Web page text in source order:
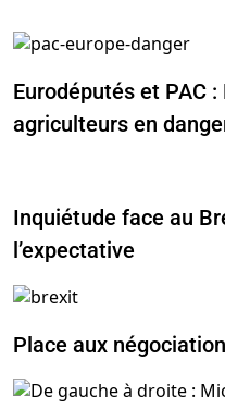
Eurodéputés et PAC
agriculteurs en
Inquiétude face au
l’expectative
Place aux